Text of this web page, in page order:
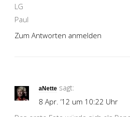
LG
Paul
Zum Antworten anmelden
aNette sagt:
8 Apr. ’12 um 10:22 Uhr